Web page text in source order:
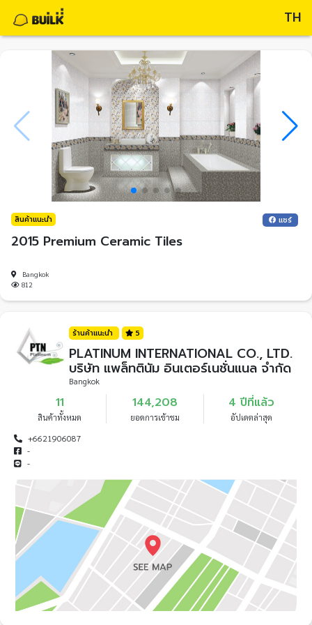
TH
สินค้าแนะนำ แชร์
2015 Premium Ceramic Tiles
Bangkok
812
ร้านค้าแนะนำ 5
PLATINUM INTERNATIONAL CO., LTD.
บริษัท แพล็ทตินัม อินเตอร์เนชั่นแนล จำกัด
Bangkok
11
สินค้าทั้งหมด
144,208
ยอดการเข้าชม
4 ปีที่แล้ว
อัปเดตล่าสุด
+6621906087
-
-